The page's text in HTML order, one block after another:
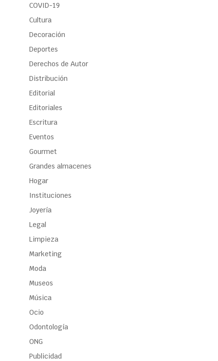
COVID-19
Cultura
Decoración
Deportes
Derechos de Autor
Distribución
Editorial
Editoriales
Escritura
Eventos
Gourmet
Grandes almacenes
Hogar
Instituciones
Joyería
Legal
Limpieza
Marketing
Moda
Museos
Música
Ocio
Odontología
ONG
Publicidad